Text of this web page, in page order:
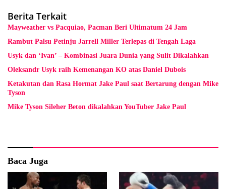
Berita Terkait
Mayweather vs Pacquiao, Pacman Beri Ultimatum 24 Jam
Rambut Palsu Petinju Jarrell Miller Terlepas di Tengah Laga
Usyk dan ‘Ivan’ – Kombinasi Juara Dunia yang Sulit Dikalahkan
Oleksandr Usyk raih Kemenangan KO atas Daniel Dubois
Ketakutan dan Rasa Hormat Jake Paul saat Bertarung dengan Mike
Tyson
Mike Tyson Sileher Beton dikalahkan YouTuber Jake Paul
Baca Juga